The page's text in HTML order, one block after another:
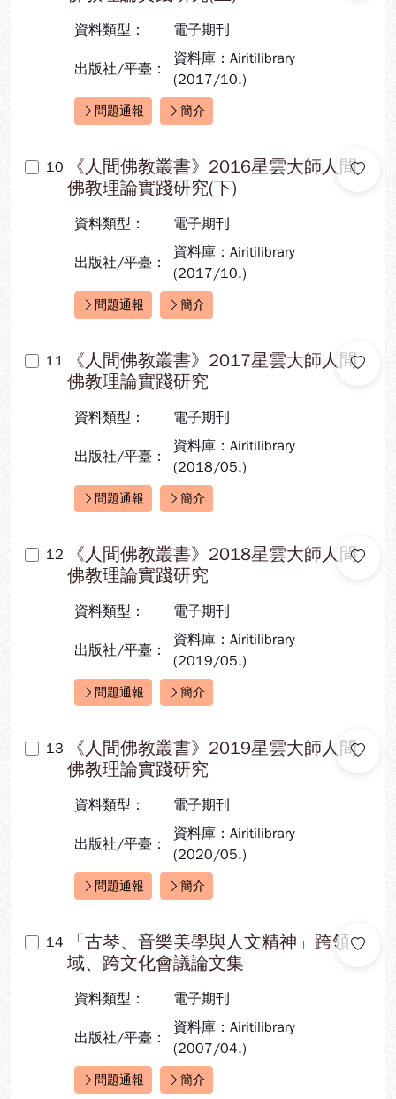
資料類型： 電子期刊
出版社/平臺：
資料庫：Airitilibrary
(2017/10.)
快速連結：
問題通報 簡介
10
《人間佛教叢書》2016星雲大師人間
佛教理論實踐研究(下)
資料類型： 電子期刊
出版社/平臺：
資料庫：Airitilibrary
(2017/10.)
快速連結：
問題通報 簡介
11
《人間佛教叢書》2017星雲大師人間
佛教理論實踐研究
資料類型： 電子期刊
出版社/平臺：
資料庫：Airitilibrary
(2018/05.)
快速連結：
問題通報 簡介
12
《人間佛教叢書》2018星雲大師人間
佛教理論實踐研究
資料類型： 電子期刊
出版社/平臺：
資料庫：Airitilibrary
(2019/05.)
快速連結：
問題通報 簡介
13
《人間佛教叢書》2019星雲大師人間
佛教理論實踐研究
資料類型： 電子期刊
出版社/平臺：
資料庫：Airitilibrary
(2020/05.)
快速連結：
問題通報 簡介
14
「古琴、音樂美學與人文精神」跨領
域、跨文化會議論文集
資料類型： 電子期刊
出版社/平臺：
資料庫：Airitilibrary
(2007/04.)
快速連結：
問題通報 簡介